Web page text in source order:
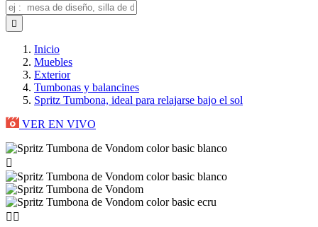

Inicio
Muebles
Exterior
Tumbonas y balancines
Spritz Tumbona, ideal para relajarse bajo el sol
VER EN VIVO

 